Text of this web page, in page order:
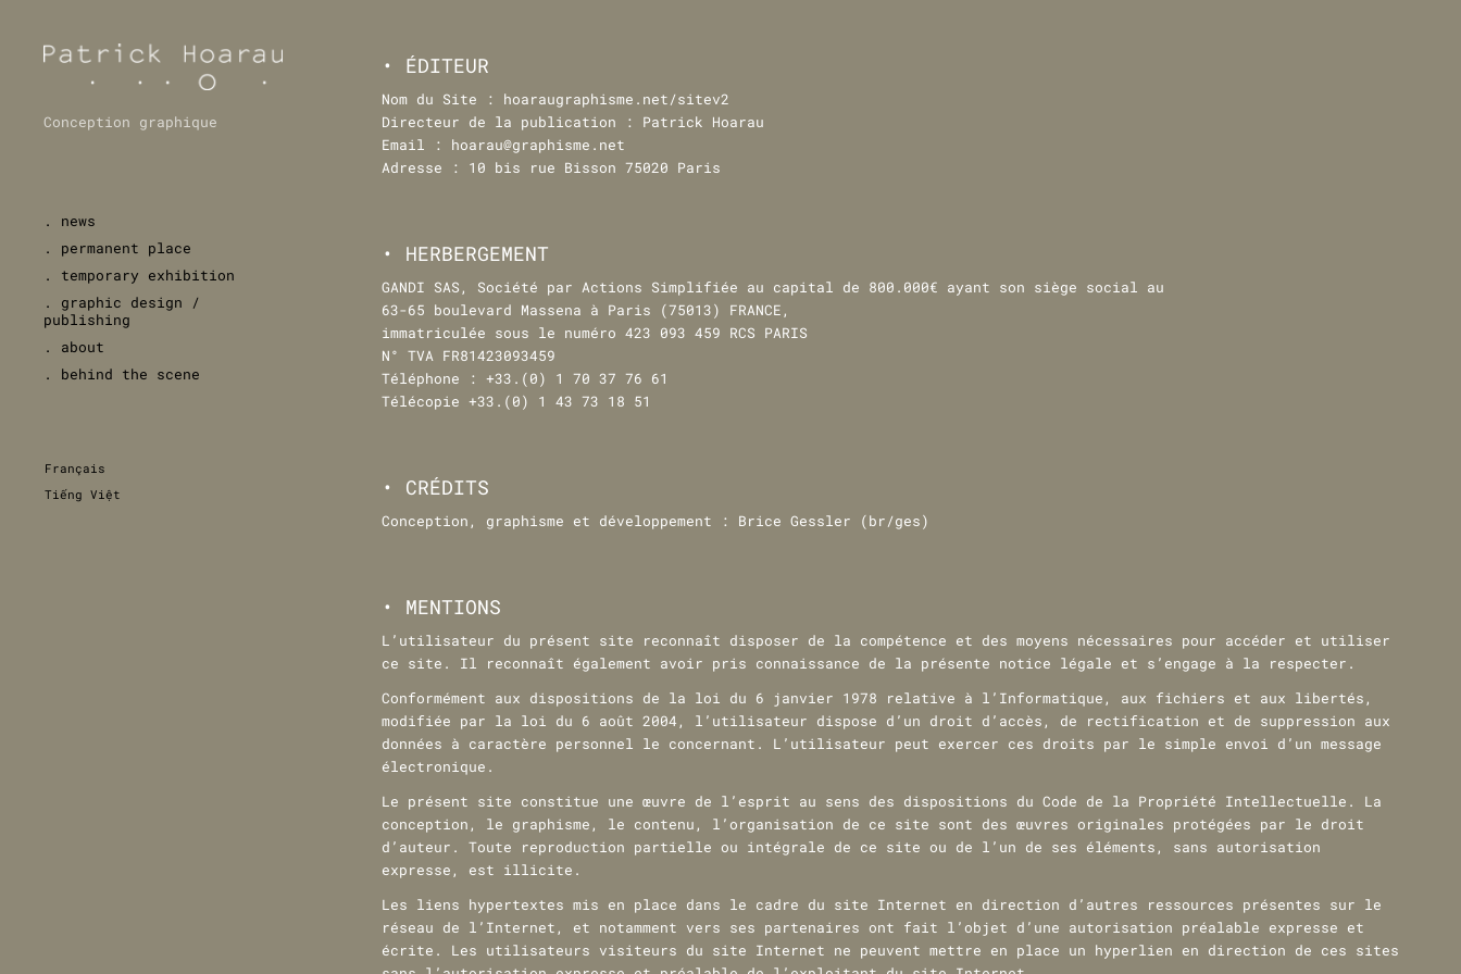
Conception graphique
. news
. permanent place
. temporary exhibition
. graphic design /
publishing
. about
. behind the scene
Français
Tiếng Việt
• ÉDITEUR
Nom du Site : hoaraugraphisme.net/sitev2
Directeur de la publication : Patrick Hoarau
Email : hoarau@graphisme.net
Adresse : 10 bis rue Bisson 75020 Paris
• HERBERGEMENT
GANDI SAS, Société par Actions Simplifiée au capital de 800.000€ ayant son siège social au
63-65 boulevard Massena à Paris (75013) FRANCE,
immatriculée sous le numéro 423 093 459 RCS PARIS
N° TVA FR81423093459
Téléphone : +33.(0) 1 70 37 76 61
Télécopie +33.(0) 1 43 73 18 51
• CRÉDITS
Conception, graphisme et développement : Brice Gessler (br/ges)
• MENTIONS
L’utilisateur du présent site reconnaît disposer de la compétence et des moyens nécessaires pour accéder et utiliser
ce site. Il reconnaît également avoir pris connaissance de la présente notice légale et s’engage à la respecter.
Conformément aux dispositions de la loi du 6 janvier 1978 relative à l’Informatique, aux fichiers et aux libertés,
modifiée par la loi du 6 août 2004, l’utilisateur dispose d’un droit d’accès, de rectification et de suppression aux
données à caractère personnel le concernant. L’utilisateur peut exercer ces droits par le simple envoi d’un message
électronique.
Le présent site constitue une œuvre de l’esprit au sens des dispositions du Code de la Propriété Intellectuelle. La
conception, le graphisme, le contenu, l’organisation de ce site sont des œuvres originales protégées par le droit
d’auteur. Toute reproduction partielle ou intégrale de ce site ou de l’un de ses éléments, sans autorisation
expresse, est illicite.
Les liens hypertextes mis en place dans le cadre du site Internet en direction d’autres ressources présentes sur le
réseau de l’Internet, et notamment vers ses partenaires ont fait l’objet d’une autorisation préalable expresse et
écrite. Les utilisateurs visiteurs du site Internet ne peuvent mettre en place un hyperlien en direction de ces sites